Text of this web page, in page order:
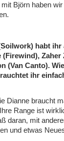
Björn haben
habt ihr
(Firewind),
(Van Canto).
ihr
Dianne braucht
Range ist
daran, mit
und etwas